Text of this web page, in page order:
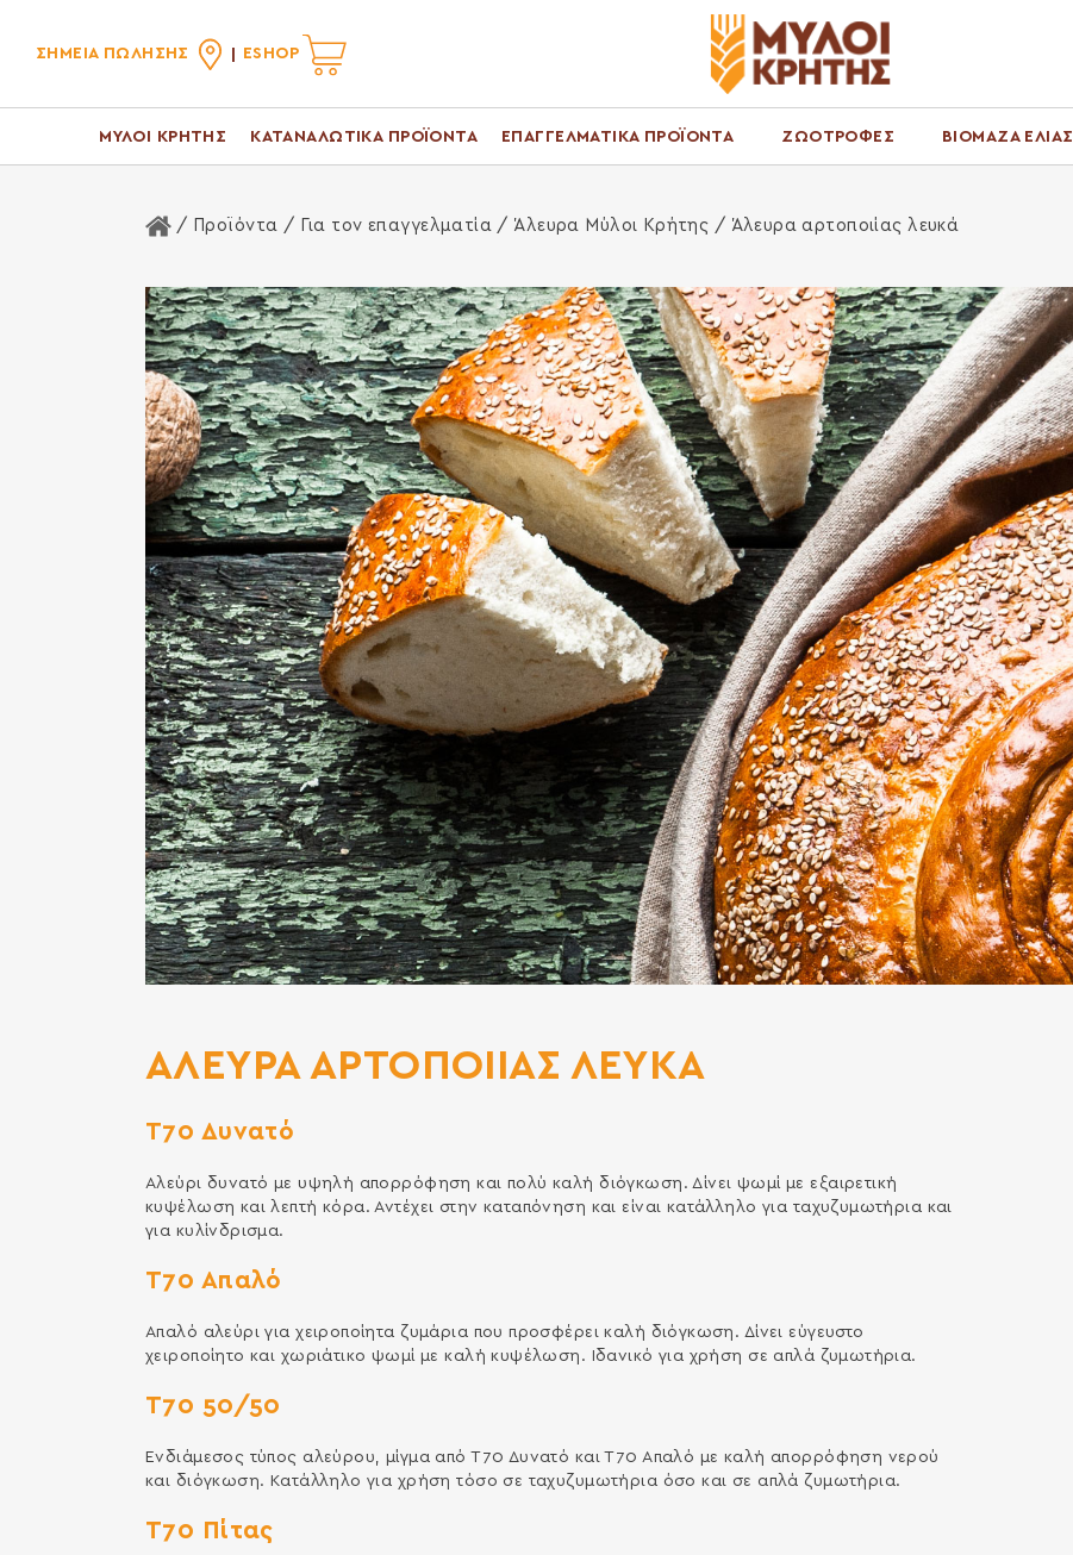
ΣΗΜΕΙΑ ΠΩΛΗΣΗΣ ESHOP
ΜΥΛΟΙ ΚΡΗΤΗΣ ΚΑΤΑΝΑΛΩΤΙΚΑ ΠΡΟΪΟΝΤΑ ΕΠΑΓΓΕΛΜΑΤΙΚΑ ΠΡΟΪΟΝΤΑ ΖΩΟΤΡΟΦΕΣ ΒΙΟΜΑΖΑ ΕΛΙΑΣ
Αρχική Σελίδα
/ Προϊόντα / Για τον επαγγελματία / Άλευρα Μύλοι Κρήτης / Άλευρα αρτοποιίας λευκά
ΑΛΕΥΡΑ ΑΡΤΟΠΟΙΙΑΣ ΛΕΥΚΑ
Τ70 Δυνατό
Αλεύρι δυνατό με υψηλή απορρόφηση και πολύ καλή διόγκωση. Δίνει ψωμί με εξαιρετική
κυψέλωση και λεπτή κόρα. Αντέχει στην καταπόνηση και είναι κατάλληλο για ταχυζυμωτήρια και
για κυλίνδρισμα.
Τ70 Απαλό
Απαλό αλεύρι για χειροποίητα ζυμάρια που προσφέρει καλή διόγκωση. Δίνει εύγευστο
χειροποίητο και χωριάτικο ψωμί με καλή κυψέλωση. Ιδανικό για χρήση σε απλά ζυμωτήρια.
Τ70 50/50
Ενδιάμεσος τύπος αλεύρου, μίγμα από Τ70 Δυνατό και Τ70 Απαλό με καλή απορρόφηση νερού
και διόγκωση. Κατάλληλο για χρήση τόσο σε ταχυζυμωτήρια όσο και σε απλά ζυμωτήρια.
Τ70 Πίτας